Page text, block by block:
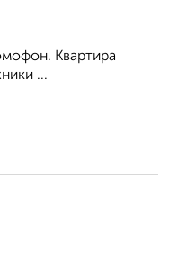
Квартира
...